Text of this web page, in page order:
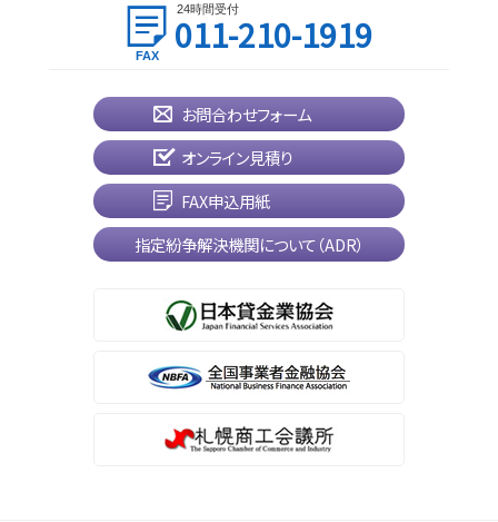
24時間受付
011-210-1919
お問合わせフォーム
オンライン見積り
FAX申込用紙
指定紛争解決機関について（ADR）